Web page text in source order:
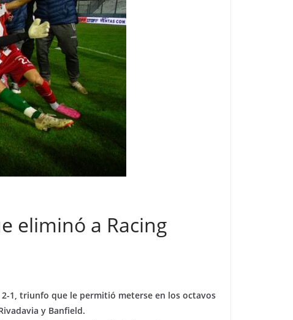
eliminó a Racing
1, triunfo que le permitió meterse en los octavos
y Banfield.